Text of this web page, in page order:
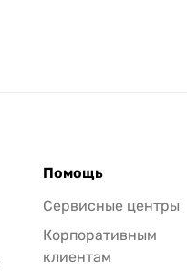
Помощь
Сервисные центры
Корпоративным
клиентам